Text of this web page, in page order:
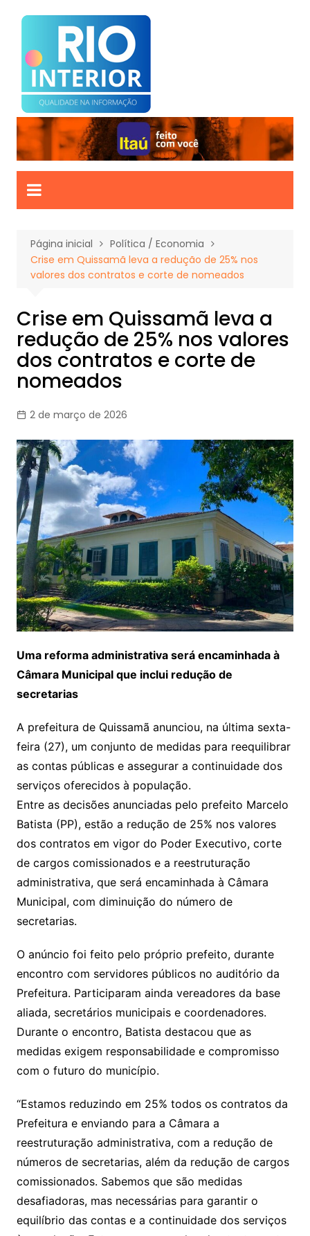
para
conteúdo
Página inicial
Política / Economia
Crise em Quissamã leva a redução de 25% nos
valores dos contratos e corte de nomeados
Crise em Quissamã leva a
redução de 25% nos valores
dos contratos e corte de
nomeados
2 de março de 2026
Uma reforma administrativa será encaminhada à
Câmara Municipal que inclui redução de
secretarias
A prefeitura de Quissamã anunciou, na última sexta-
feira (27), um conjunto de medidas para reequilibrar
as contas públicas e assegurar a continuidade dos
serviços oferecidos à população.
Entre as decisões anunciadas pelo prefeito Marcelo
Batista (PP), estão a redução de 25% nos valores
dos contratos em vigor do Poder Executivo, corte
de cargos comissionados e a reestruturação
administrativa, que será encaminhada à Câmara
Municipal, com diminuição do número de
secretarias.
O anúncio foi feito pelo próprio prefeito, durante
encontro com servidores públicos no auditório da
Prefeitura. Participaram ainda vereadores da base
aliada, secretários municipais e coordenadores.
Durante o encontro, Batista destacou que as
medidas exigem responsabilidade e compromisso
com o futuro do município.
“Estamos reduzindo em 25% todos os contratos da
Prefeitura e enviando para a Câmara a
reestruturação administrativa, com a redução de
números de secretarias, além da redução de cargos
comissionados. Sabemos que são medidas
desafiadoras, mas necessárias para garantir o
equilíbrio das contas e a continuidade dos serviços